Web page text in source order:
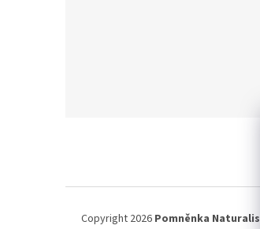
Copyright 2026 Pomněnka Naturalis